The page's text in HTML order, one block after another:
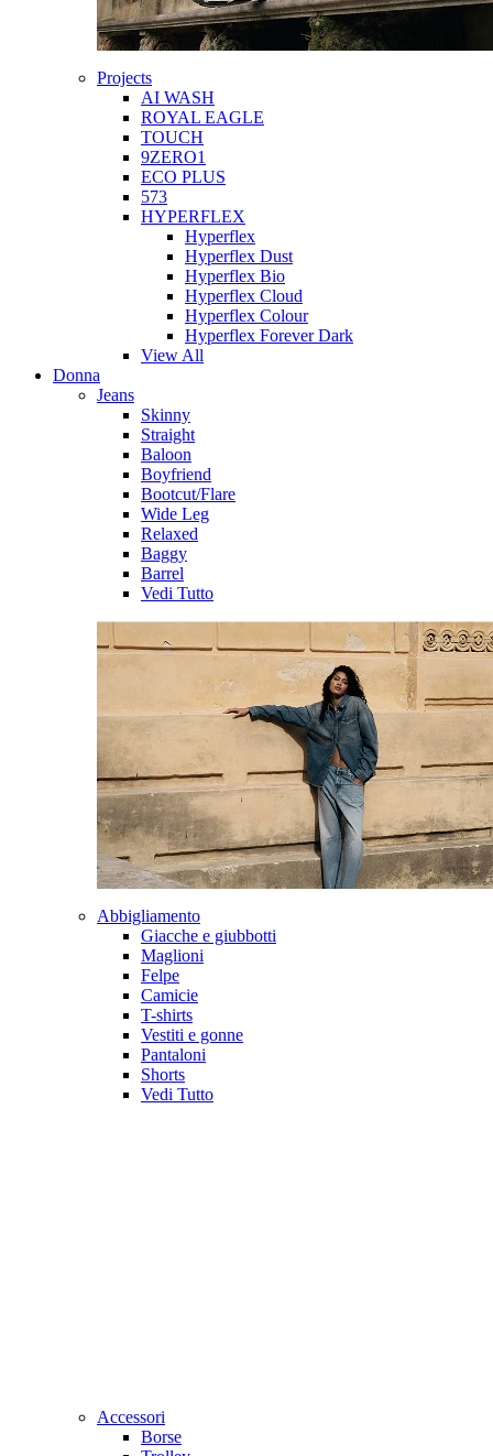
Projects
AI WASH
ROYAL EAGLE
TOUCH
9ZERO1
ECO PLUS
573
HYPERFLEX
Hyperflex
Hyperflex Dust
Hyperflex Bio
Hyperflex Cloud
Hyperflex Colour
Hyperflex Forever Dark
View All
Donna
Jeans
Skinny
Straight
Baloon
Boyfriend
Bootcut/Flare
Wide Leg
Relaxed
Baggy
Barrel
Vedi Tutto
Abbigliamento
Giacche e giubbotti
Maglioni
Felpe
Camicie
T-shirts
Vestiti e gonne
Pantaloni
Shorts
Vedi Tutto
Accessori
Borse